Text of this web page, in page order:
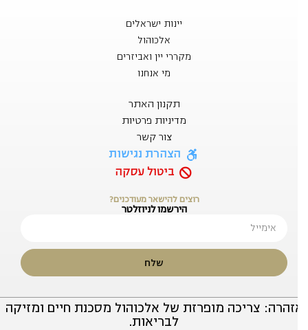
יינות ישראלים
אלכוהול
מקררי יין ואביזרים
מי אנחנו
תקנון האתר
מדיניות פרטיות
צור קשר
הצהרת נגישות
ביטול עסקה
רוצים להישאר מעודכנים?
הירשמו לניוזלטר
שלח
צריכה מופרזת של אלכוהול מסכנת חיים ומזיקה
לבריאות.